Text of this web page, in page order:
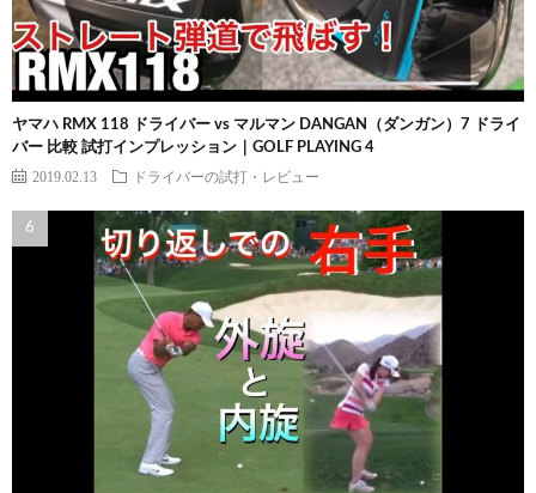
ヤマハ RMX 118 ドライバー vs マルマン DANGAN（ダンガン）7 ドライ
バー 比較 試打インプレッション｜GOLF PLAYING 4
2019.02.13 ドライバーの試打・レビュー